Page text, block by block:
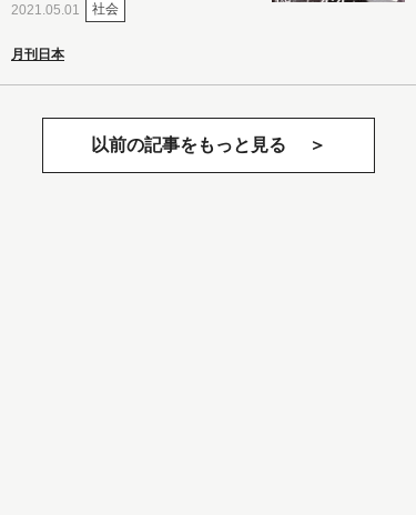
2021.05.01 社会
月刊日本
以前の記事をもっと見る